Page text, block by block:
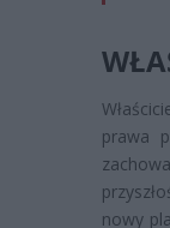
prawa
nowy